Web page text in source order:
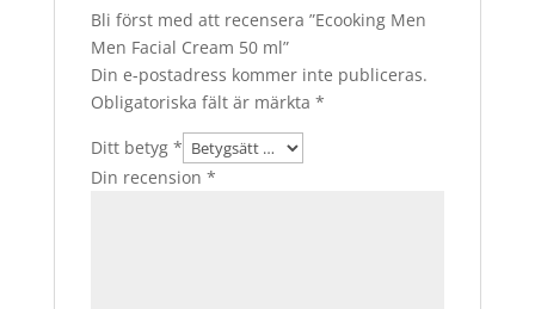
Bli först med att recensera ”Ecooking Men
Men Facial Cream 50 ml”
Din e-postadress kommer inte publiceras.
Obligatoriska fält är märkta *
Ditt betyg *
Din recension *